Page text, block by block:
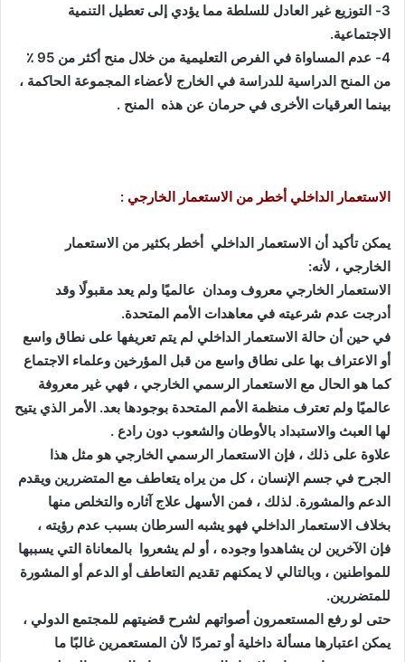
3- التوزيع غير العادل للسلطة مما يؤدي إلى تعطيل التنمية
الاجتماعية.
4- عدم المساواة في الفرص التعليمية من خلال منح أكثر من 95 ٪
من المنح الدراسية للدراسة في الخارج لأعضاء المجموعة الحاكمة ،
بينما العرقيات الأخرى في حرمان عن هذه المنح .
الاستعمار الداخلي أخطر من الاستعمار الخارجي :
يمكن تأكيد أن الاستعمار الداخلي أخطر بكثير من الاستعمار
الخارجي ، لأنه:
الاستعمار الخارجي معروف ومدان عالميًا ولم يعد مقبولًا وقد
أدرجت عدم شرعيته في معاهدات الأمم المتحدة.
في حين أن حالة الاستعمار الداخلي لم يتم تعريفها على نطاق واسع
أو الاعتراف بها على نطاق واسع من قبل المؤرخين وعلماء الاجتماع
كما هو الحال مع الاستعمار الرسمي الخارجي ، فهي غير معروفة
عالميًا ولم تعترف منظمة الأمم المتحدة بوجودها بعد. الأمر الذي يتيح
لها العبث والاستبداد بالأوطان والشعوب دون رادع .
علاوة على ذلك ، فإن الاستعمار الرسمي الخارجي هو مثل هذا
الجرح في جسم الإنسان ، كل من يراه يتعاطف مع المتضررين ويقدم
الدعم والمشورة. لذلك ، فمن الأسهل علاج آثاره والتخلص منها
بخلاف الاستعمار الداخلي فهو يشبه السرطان بسبب عدم رؤيته ،
فإن الآخرين لن يشاهدوا وجوده ، أو لم يشعروا بالمعاناة التي يسببها
للمواطنين ، وبالتالي لا يمكنهم تقديم التعاطف أو الدعم أو المشورة
للمتضررين.
حتى لو رفع المستعمرون أصواتهم لشرح قضيتهم للمجتمع الدولي ،
يمكن اعتبارها مسألة داخلية أو تمردًا لأن المستعمرين غالبًا ما